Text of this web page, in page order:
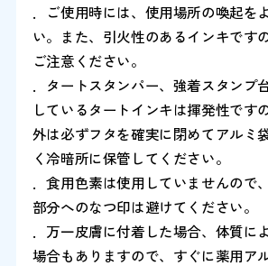
．ご使用時には、使用場所の喚起を
い。また、引火性のあるインキです
ご注意ください。
．タートスタンパー、強着スタンプ
しているタートインキは揮発性です
外は必ずフタを確実に閉めてアルミ
く冷暗所に保管してください。
．食用色素は使用していませんので
部分へのなつ印は避けてください。
．万一皮膚に付着した場合、体質に
場合もありますので、すぐに薬用ア